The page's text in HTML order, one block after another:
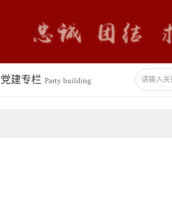
党建专栏 Party building